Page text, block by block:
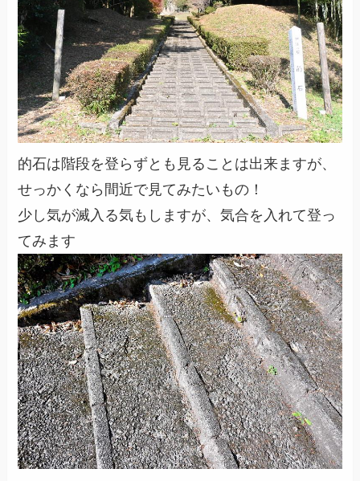
的石は階段を登らずとも見ることは出来ますが、
せっかくなら間近で見てみたいもの！
少し気が滅入る気もしますが、気合を入れて登っ
てみます